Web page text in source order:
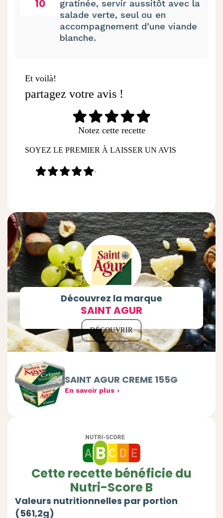
10
gratinée, servir aussitôt avec la
salade verte, seul ou en
accompagnement d’une viande
blanche.
Et voilà!
partagez votre avis !
Notez cette recette
SOYEZ LE PREMIER À LAISSER UN AVIS
-
Découvrez la marque
SAINT AGUR
DÉCOUVRIR
SAINT AGUR CREME 155G
En savoir plus
Cette recette bénéficie du
Nutri-Score B
Valeurs nutritionnelles par portion
(561,2g)